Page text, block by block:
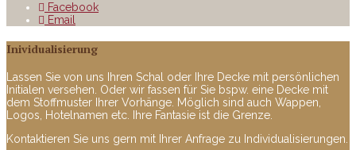
Facebook
Email
Inividualisierung
Lassen Sie von uns Ihren Schal oder Ihre Decke mit persönlichen
Initialen versehen. Oder wir fassen für Sie bspw. eine Decke mit
dem Stoffmuster Ihrer Vorhänge. Möglich sind auch Wappen,
Logos, Hotelnamen etc. Ihre Fantasie ist die Grenze.
Kontaktieren Sie uns gern mit Ihrer Anfrage zu Individualisierungen.